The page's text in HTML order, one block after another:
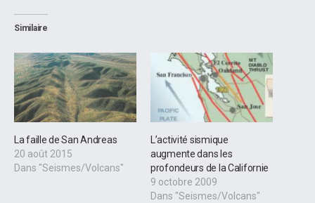
Similaire
La faille de San Andreas
20 août 2015
Dans "Seismes/Volcans"
L’activité sismique
augmente dans les
profondeurs de la Californie
9 octobre 2009
Dans "Seismes/Volcans"